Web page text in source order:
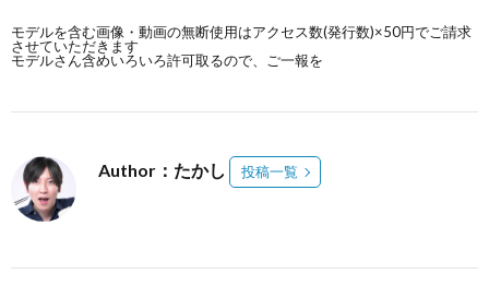
モデルを含む画像・動画の無断使用はアクセス数(発行数)×50円でご請求
させていただきます
モデルさん含めいろいろ許可取るので、ご一報を
Author：たかし 投稿一覧